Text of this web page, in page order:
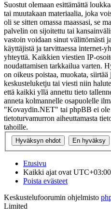
Suostut olemaan esittämättä
tai muutakaan materiaalia, joka
oli se sitten omassa maassasi, se
palvelin on sijoitettu tai
vastoin voidaan sinut välittömästi
käyttäjistä ja tarvittaessa internet-
yhteyttä. Kaikkien viestien IP-
noudattamisen tarkkailua varten.
on oikeus poistaa, muokata, siirtää
keskusteluketju tai viesti niin
että kaikki yllä annettu tieto
anneta kolmannelle osapuolelle
"Kovaydin.NET" tai phpBB ei ole
tietoturvamurron aiheuttamasta
tahoille.
Etusivu
Kaikki ajat ovat UTC+03:00
Poista evästeet
Keskustelufoorumin ohjelmisto
Limited